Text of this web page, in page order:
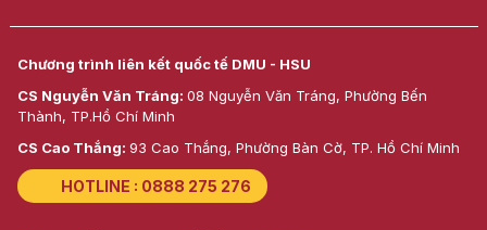
Chương trình liên kết quốc tế DMU - HSU
CS Nguyễn Văn Tráng: 08 Nguyễn Văn Tráng, Phường Bến
Thành, TP.Hồ Chí Minh
CS Cao Thắng: 93 Cao Thắng, Phường Bàn Cờ, TP. Hồ Chí Minh
HOTLINE : 0888 275 276